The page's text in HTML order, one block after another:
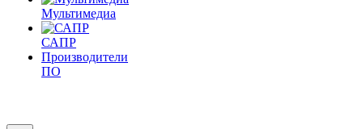
Мультимедиа
САПР
Производители
ПО